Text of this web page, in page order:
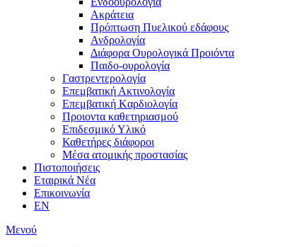
Ακράτεια
Πρόπτωση Πυελικού εδάφους
Ανδρολογία
Διάφορα Ουρολογικά Προιόντα
Παιδο-ουρολογία
Γαστρεντερολογία
Επεμβατική Ακτινολογία
Επεμβατική Kαρδιολογία
Προιοντα καθετηριασμού
Επιδεσμικό Υλικό
Καθετήρες διάφοροι
Μέσα ατομικής προστασίας
Πιστοποιήσεις
Εταιρικά Νέα
Επικοινωνία
EN
Μενού